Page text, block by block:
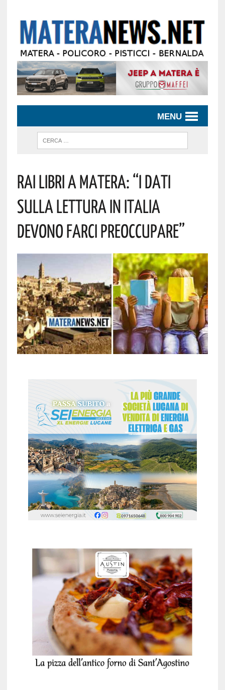
MENU
Rai Libri A Matera: “i Dati
Sulla Lettura In Italia
Devono Farci Preoccupare”